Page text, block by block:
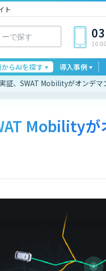
ト
らAIを探す 導入事例
証、SWAT Mobilityがオンデ
Mobilityが